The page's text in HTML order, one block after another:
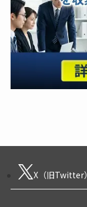
X（旧Twitter）